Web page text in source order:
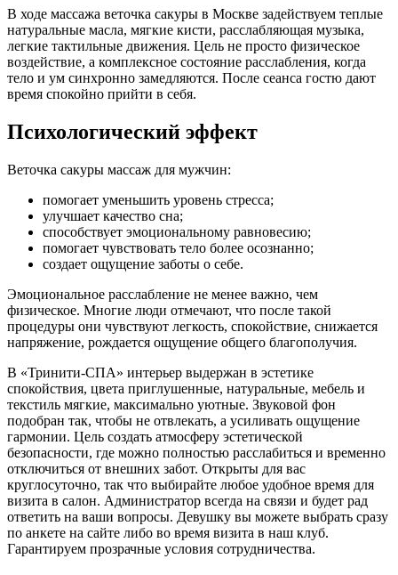
В ходе массажа веточка сакуры в Москве задействуем теплые
натуральные масла, мягкие кисти, расслабляющая музыка,
легкие тактильные движения. Цель не просто физическое
воздействие, а комплексное состояние расслабления, когда
тело и ум синхронно замедляются. После сеанса гостю дают
время спокойно прийти в себя.
Психологический эффект
Веточка сакуры массаж для мужчин:
помогает уменьшить уровень стресса;
улучшает качество сна;
способствует эмоциональному равновесию;
помогает чувствовать тело более осознанно;
создает ощущение заботы о себе.
Эмоциональное расслабление не менее важно, чем
физическое. Многие люди отмечают, что после такой
процедуры они чувствуют легкость, спокойствие, снижается
напряжение, рождается ощущение общего благополучия.
В «Тринити-СПА» интерьер выдержан в эстетике
спокойствия, цвета приглушенные, натуральные, мебель и
текстиль мягкие, максимально уютные. Звуковой фон
подобран так, чтобы не отвлекать, а усиливать ощущение
гармонии. Цель создать атмосферу эстетической
безопасности, где можно полностью расслабиться и временно
отключиться от внешних забот. Открыты для вас
круглосуточно, так что выбирайте любое удобное время для
визита в салон. Администратор всегда на связи и будет рад
ответить на ваши вопросы. Девушку вы можете выбрать сразу
по анкете на сайте либо во время визита в наш клуб.
Гарантируем прозрачные условия сотрудничества.